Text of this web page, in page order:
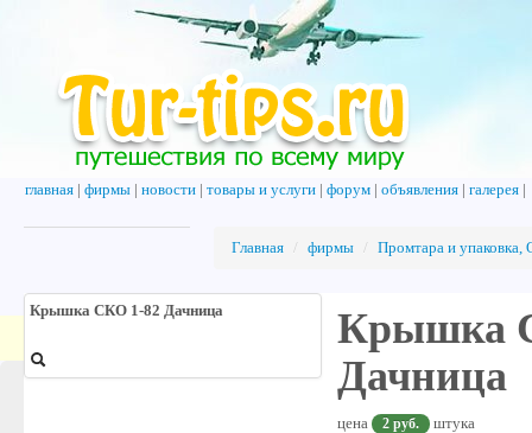
главная фирмы новости товары и услуги форум объявления галерея
Главная / фирмы / Промтара и
Крышка СКО 1-82 Дачница
Крышка
Дачница
цена 2 руб.
штука